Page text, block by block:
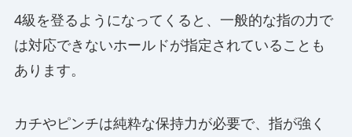
4級を登るようになってくると、一般的な指の力で
は対応できないホールドが指定されていることも
あります。
カチやピンチは純粋な保持力が必要で、指が強く